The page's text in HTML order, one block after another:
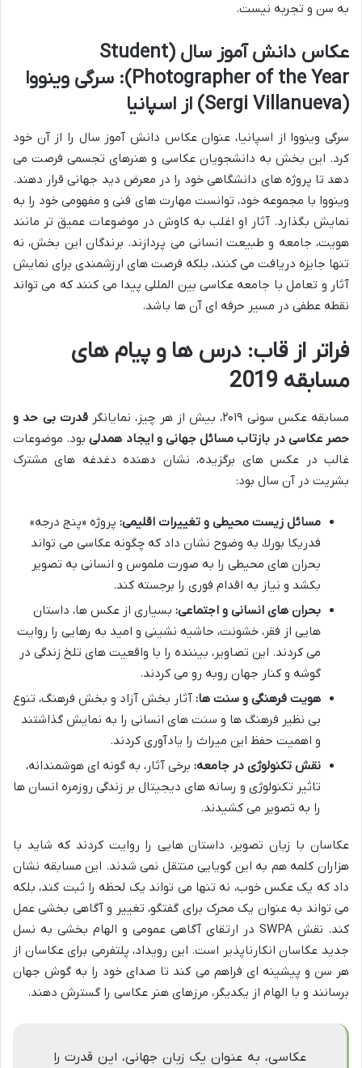
به سن و تجربه نیست.
عکاس دانش آموز سال (Student
Photographer of the Year): سرگی وینووا
(Sergi Villanueva) از اسپانیا
سرگی وینووا از اسپانیا، عنوان عکاس دانش آموز سال را از آن خود
کرد. این بخش به دانشجویان عکاسی و هنرهای تجسمی فرصت می
دهد تا پروژه های دانشگاهی خود را در معرض دید جهانی قرار دهند.
وینووا با مجموعه خود، توانست مهارت های فنی و مفهومی خود را به
نمایش بگذارد. آثار او اغلب به کاوش در موضوعات عمیق تر مانند
هویت، جامعه و طبیعت انسانی می پردازند. برندگان این بخش، نه
تنها جایزه دریافت می کنند، بلکه فرصت های ارزشمندی برای نمایش
آثار و تعامل با جامعه عکاسی بین المللی پیدا می کنند که می تواند
نقطه عطفی در مسیر حرفه ای آن ها باشد.
فراتر از قاب: درس ها و پیام های
مسابقه 2019
مسابقه عکس سونی ۲۰۱۹، بیش از هر چیز، نمایانگر
قدرت بی حد و
حصر عکاسی در بازتاب مسائل جهانی و ایجاد همدلیبود. موضوعات
غالب در عکس های برگزیده، نشان دهنده دغدغه های مشترک
بشریت در آن سال بود:
مسائل زیست محیطی و تغییرات اقلیمی: پروژه «پنج درجه»
فدریکا بورلا، به وضوح نشان داد که چگونه عکاسی می تواند
بحران های محیطی را به صورت ملموس و انسانی به تصویر
بکشد و نیاز به اقدام فوری را برجسته کند.
بحران های انسانی و اجتماعی: بسیاری از عکس ها، داستان
هایی از فقر، خشونت، حاشیه نشینی و امید به رهایی را روایت
می کردند. این تصاویر، بیننده را با واقعیت های تلخ زندگی در
گوشه و کنار جهان روبه رو می کردند.
هویت فرهنگی و سنت ها: آثار بخش آزاد و بخش فرهنگ، تنوع
بی نظیر فرهنگ ها و سنت های انسانی را به نمایش گذاشتند
و اهمیت حفظ این میراث را یادآوری کردند.
نقش تکنولوژی در جامعه: برخی آثار، به گونه ای هوشمندانه،
تاثیر تکنولوژی و رسانه های دیجیتال بر زندگی روزمره انسان ها
را به تصویر می کشیدند.
عکاسان با زبان تصویر، داستان هایی را روایت کردند که شاید با
هزاران کلمه هم به این گویایی منتقل نمی شدند. این مسابقه نشان
داد که یک عکس خوب، نه تنها می تواند یک لحظه را ثبت کند، بلکه
می تواند به عنوان یک محرک برای گفتگو، تغییر و آگاهی بخشی عمل
کند. نقش SWPA در ارتقای آگاهی عمومی و الهام بخشی به نسل
جدید عکاسان انکارناپذیر است. این رویداد، پلتفرمی برای عکاسان از
هر سن و پیشینه ای فراهم می کند تا صدای خود را به گوش جهان
برسانند و با الهام از یکدیگر، مرزهای هنر عکاسی را گسترش دهند.
عکاسی، به عنوان یک زبان جهانی، این قدرت را